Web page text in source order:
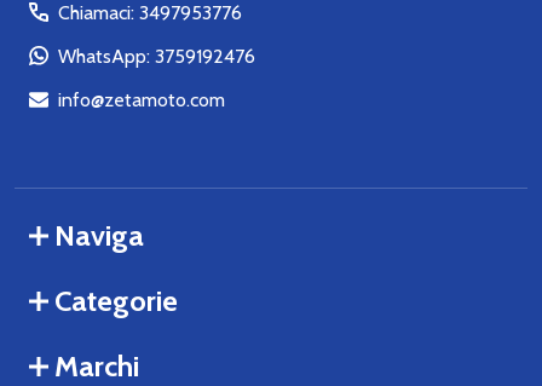
Chiamaci: 3497953776
WhatsApp: 3759192476
info@zetamoto.com
Naviga
Categorie
Marchi